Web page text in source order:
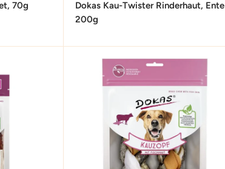
70g
Dokas Kau-Twister Rinderhaut, Ente
200g